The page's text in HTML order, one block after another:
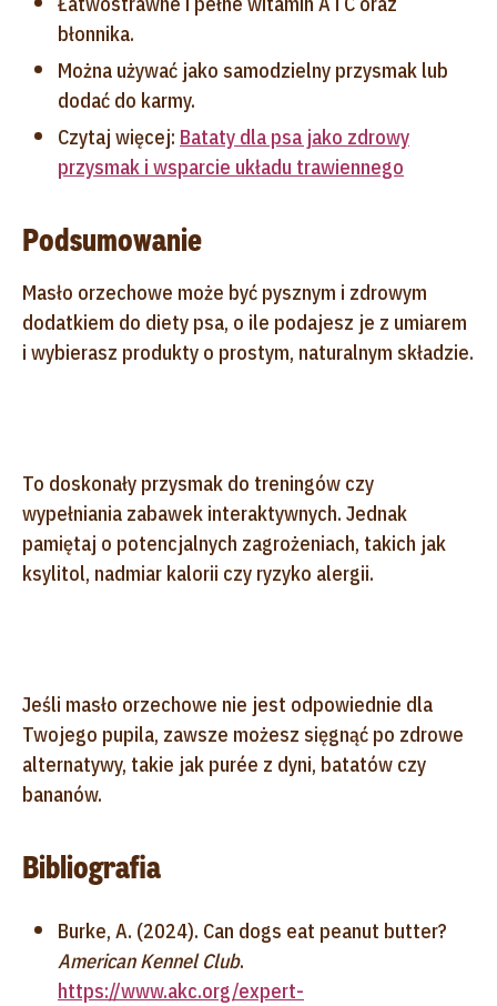
błonnika.
Można używać jako samodzielny przysmak lub
dodać do karmy.
Czytaj więcej: Bataty dla psa jako zdrowy
przysmak i wsparcie układu trawiennego
Podsumowanie
Masło orzechowe może być pysznym i zdrowym
dodatkiem do diety psa, o ile podajesz je z umiarem
i wybierasz produkty o prostym, naturalnym składzie.
To doskonały przysmak do treningów czy
wypełniania zabawek interaktywnych. Jednak
pamiętaj o potencjalnych zagrożeniach, takich jak
ksylitol, nadmiar kalorii czy ryzyko alergii.
Jeśli masło orzechowe nie jest odpowiednie dla
Twojego pupila, zawsze możesz sięgnąć po zdrowe
alternatywy, takie jak purée z dyni, batatów czy
bananów.
Bibliografia
Burke, A. (2024). Can dogs eat peanut butter?
American Kennel Club.
https://www.akc.org/expert-